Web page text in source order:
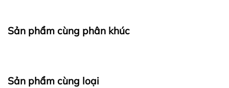
Sản phẩm cùng phân khúc
Sản phẩm cùng loại